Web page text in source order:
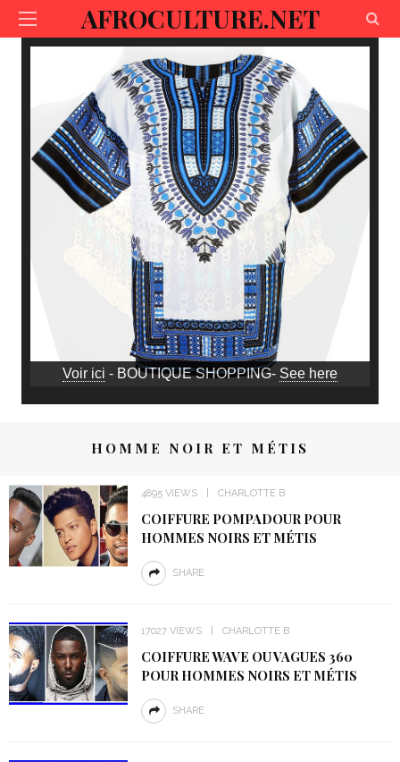
AFROCULTURE.NET
Voir ici - BOUTIQUE SHOPPING- See here
HOMME NOIR ET MÉTIS
4895 VIEWS CHARLOTTE B
COIFFURE POMPADOUR POUR
HOMMES NOIRS ET MÉTIS
SHARE
17027 VIEWS CHARLOTTE B
COIFFURE WAVE OU VAGUES 360
POUR HOMMES NOIRS ET MÉTIS
SHARE